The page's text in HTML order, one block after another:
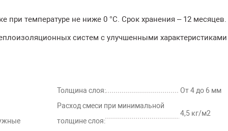
температуре не ниже 0 °С. Срок хранения – 12 месяцев.
систем с улучшенными характеристиками
Толщина слоя:
От 4 до 6 мм
Расход смеси при минимальной
толщине слоя:
4,5 кг/м2